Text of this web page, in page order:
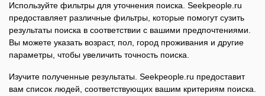
Используйте фильтры для уточнения поиска. Seekpeople.ru
предоставляет различные фильтры, которые помогут сузить
результаты поиска в соответствии с вашими предпочтениями.
Вы можете указать возраст, пол, город проживания и другие
параметры, чтобы увеличить точность поиска.
Изучите полученные результаты. Seekpeople.ru предоставит
вам список людей, соответствующих вашим критериям поиска.